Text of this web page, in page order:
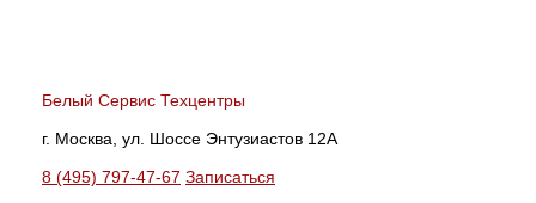
Белый Сервис Техцентры
г. Москва, ул. Шоссе Энтузиастов 12А
8 (495) 797-47-67 Записаться